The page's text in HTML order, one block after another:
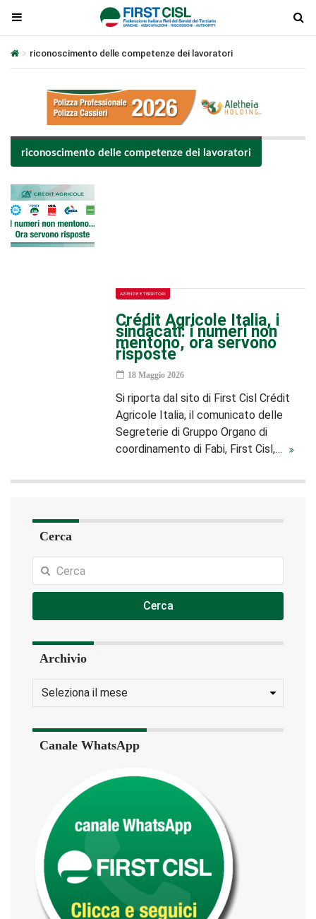
riconoscimento delle competenze dei lavoratori
riconoscimento delle competenze dei lavoratori
AZIENDE E TERRITORI
Crédit Agricole Italia, i
sindacati: i numeri non
mentono, ora servono
risposte
18 Maggio 2026
Si riporta dal sito di First Cisl Crédit
Agricole Italia, il comunicato delle
Segreterie di Gruppo Organo di
coordinamento di Fabi, First Cisl,…
Cerca
Cerca
Archivio
Canale WhatsApp